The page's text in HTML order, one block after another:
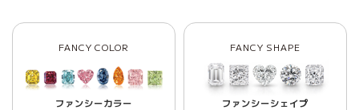
FANCY COLOR
ファンシーカラー
FANCY SHAPE
ファンシーシェイプ